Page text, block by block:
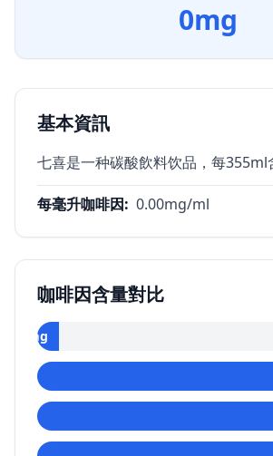
0mg
基本資訊
七喜是一种碳酸飲料饮品，每355ml
每毫升咖啡因: 0.00mg/ml
咖啡因含量對比
mg